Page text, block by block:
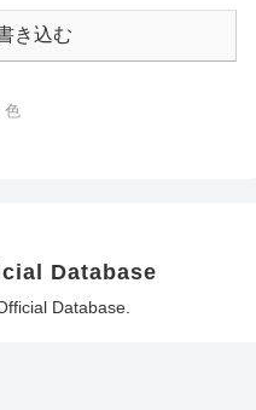
き込む
色
Database
Database.